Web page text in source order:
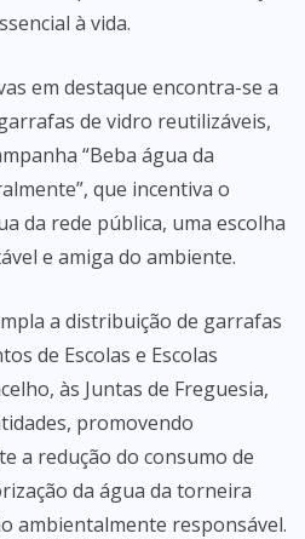
à vida.
em destaque encontra-se a
de vidro reutilizáveis,
“Beba água da
que incentiva o
da rede pública, uma escolha
e amiga do ambiente.
a distribuição de garrafas
de Escolas e Escolas
às Juntas de Freguesia,
promovendo
a redução do consumo de
da água da torneira
ambientalmente responsável.